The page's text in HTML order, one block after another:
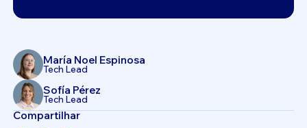
María Noel Espinosa
Tech Lead
Sofía Pérez
Tech Lead
Compartilhar